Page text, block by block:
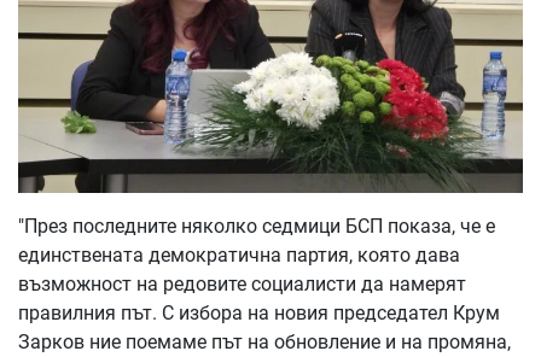
"През последните няколко седмици БСП показа, че е
единствената демократична партия, която дава
възможност на редовите социалисти да намерят
правилния път. С избора на новия председател Крум
Зарков ние поемаме път на обновление и на промяна,